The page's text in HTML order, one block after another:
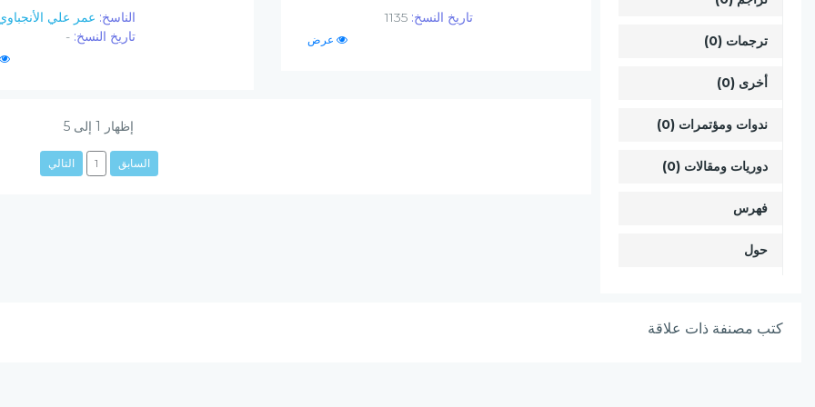
ترجمات (0)
أخرى (0)
ندوات ومؤتمرات (0)
دوريات ومقالات (0)
فهرس
حول
تاريخ النسخ: 1135
عرض
الناسخ: عمر علي
تاريخ النسخ: -
إظهار 1 إلى 5
السابق 1 التالي
كتب مصنفة ذات علاقة